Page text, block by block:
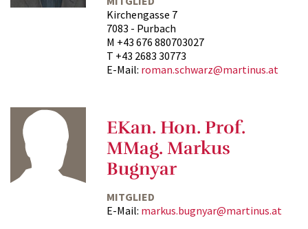
Kirchengasse 7
7083 - Purbach
M +43 676 880703027
T +43 2683 30773
E-Mail: roman.schwarz@martinus.at
EKan. Hon. Prof.
MMag. Markus
Bugnyar
MITGLIED
E-Mail: markus.bugnyar@martinus.at